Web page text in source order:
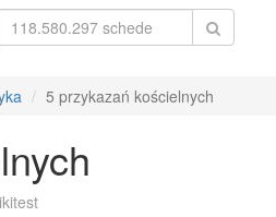
5 przykazań kościelnych